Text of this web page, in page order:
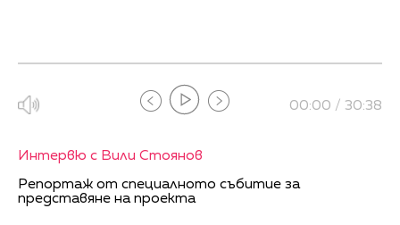
00:00 / 30:38
Интервю с Вили Стоянов
Репортаж от специалното събитие за
представяне на проекта